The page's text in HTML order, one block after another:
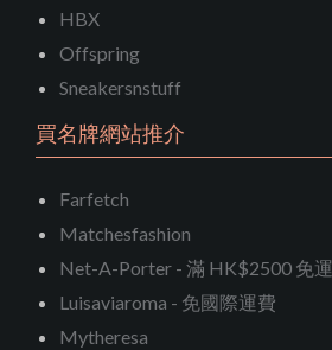
HBX
Offspring
Sneakersnstuff
買名牌網站推介
Farfetch
Matchesfashion
Net-A-Porter - 滿 HK$2500 免運
Luisaviaroma - 免國際運費
Mytheresa